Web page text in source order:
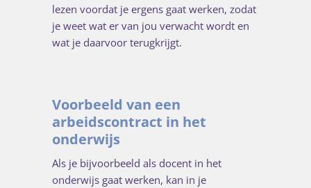
lezen voordat je ergens gaat werken, zodat
je weet wat er van jou verwacht wordt en
wat je daarvoor terugkrijgt.
Voorbeeld van een
arbeidscontract in het
onderwijs
Als je bijvoorbeeld als docent in het
onderwijs gaat werken, kan in je